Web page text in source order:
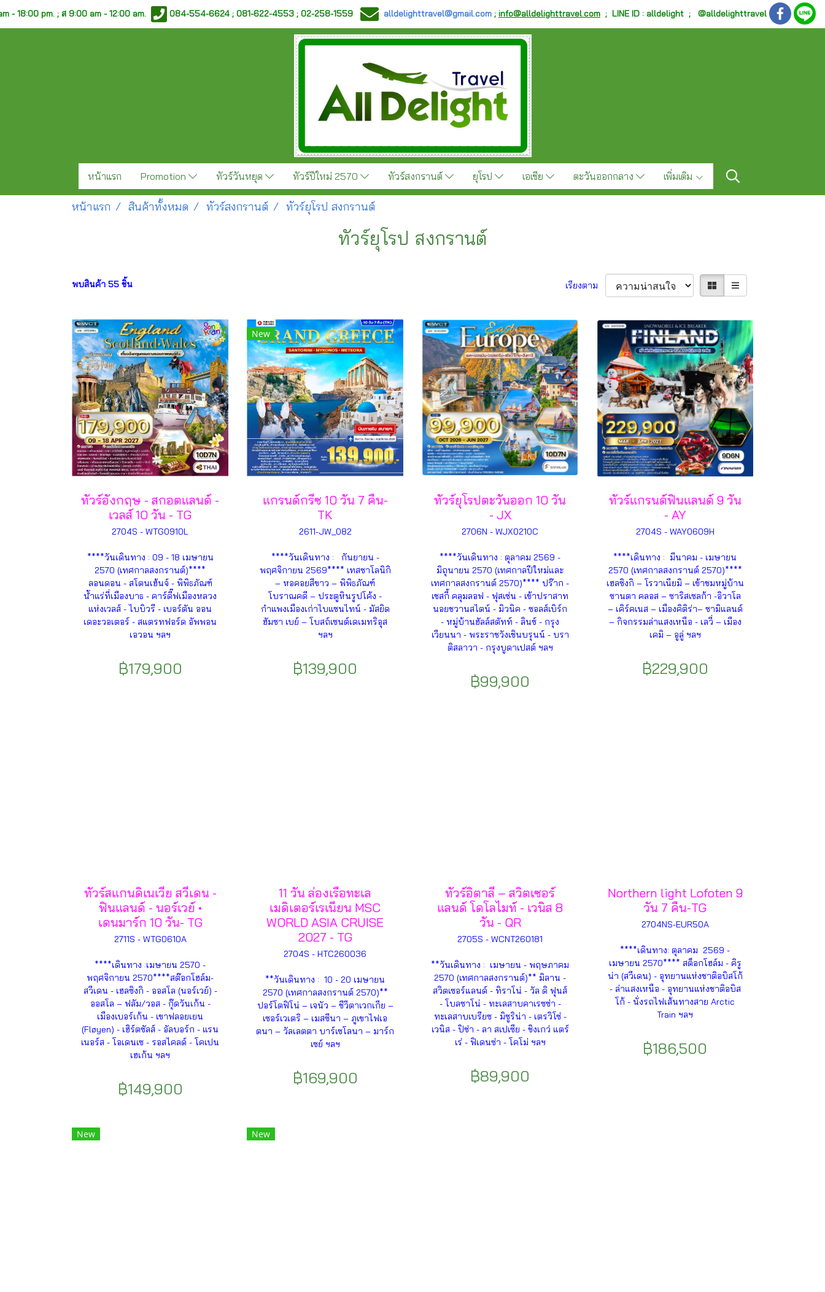
- 18:00 pm. ;ส 9:00 am - 12:00 am. 084-554-6624 ; 081-622-4553 ; 02-258-1559 alldelighttravel@gmail.com ; info@alldelighttravel.com ; LINE ID : alldelight ; @alldelighttravel
หน้าแรก Promotion ทัวร์วันหยุด ทัวร์ปีใหม่ 2570 ทัวร์สงกรานต์ ยุโรป เอเชีย ตะวันออกกลาง เพิ่มเติม
หน้าแรก สินค้าทั้งหมด ทัวร์สงกรานต์ ทัวร์ยุโรป สงกรานต์
ทัวร์ยุโรป สงกรานต์
พบสินค้า 55 ชิ้น เรียงตาม
ทัวร์อังกฤษ - สกอตแลนด์ -
เวลส์ 10 วัน - TG
2704S - WTG0910L
****วันเดินทาง : 09 - 18 เมษายน
2570 (เทศกาลสงกรานต์)****
ลอนดอน - สโตนเฮ้นจ์ - พิพิธภัณฑ์
น้ำแร่ที่เมืองบาธ - คาร์ดี๊ฟเมืองหลวง
แห่งเวลส์ - ไบบิวรี - เบอร์ตัน ออน
เดอะวอเตอร์ - สแตรทฟอร์ด อัพพอน
เอวอน ฯลฯ
฿179,900
New
แกรนด์กรีซ 10 วัน 7 คืน-
TK
2611-JW_082
****วันเดินทาง : กันยายน -
พฤศจิกายน 2569**** เทสซาโลนิกิ
– หอคอยสีขาว – พิพิธภัณฑ์
โบราณคดี – ประตูหินรูปโค้ง -
กำแพงเมืองเก่าไบแซนไทน์ - มัสยิด
ฮัมซา เบย์ – โบสถ์เซนต์เดเมทริอุส
ฯลฯ
฿139,900
ทัวร์ยุโรปตะวันออก 10 วัน
- JX
2706N - WJX0210C
****วันเดินทาง : ตุลาคม 2569 -
มิถุนายน 2570 (เทศกาลปีใหม่และ
เทศกาลสงกรานต์ 2570)**** ปร๊าก -
เชสกี้ คลุมลอฟ - ฟุสเซ่น - เข้าปราสาท
นอยชวานสไตน์ - มิวนิค - ซอลส์เบิร์ก
- หมู่บ้านฮัลล์สตัทท์ - ลินซ์ - กรุง
เวียนนา - พระราชวังเชินบรุนน์ - บรา
ติสลาวา - กรุงบูดาเปสต์ ฯลฯ
฿99,900
ทัวร์แกรนด์ฟินแลนด์ 9 วัน
- AY
2704S - WAY0609H
****เดินทาง : มีนาคม - เมษายน
2570 (เทศกาลสงกรานต์ 2570)****
เฮลซิงกิ – โรวาเนียมิ – เข้าชมหมู่บ้าน
ซานตา คลอส – ซาริสเซลก้า -อิวาโล
– เคิร์คเนส – เมืองคิติร่า– ซามิแลนด์
– กิจกรรมล่าแสงเหนือ - เลวี่ – เมือง
เคมิ – อูลู่ ฯลฯ
฿229,900
ทัวร์สแกนดิเนเวีย สวีเดน -
ฟินแลนด์ - นอร์เวย์ •
เดนมาร์ก 10 วัน- TG
2711S - WTG0610A
****เดินทาง :เมษายน 2570 -
พฤศจิกายน 2570****สต๊อกโฮล์ม-
สวีเดน - เฮลซิงกิ - ออสโล (นอร์เวย์) -
ออสโล – ฟลัม/วอส - กุ๊ดวันเก้น -
เมืองเบอร์เก้น - เขาฟลอยเยน
(Fløyen) - เฮิร์ตซัลส์ - อัลบอร์ก - แรน
เนอร์ส - โอเดนเซ - รอสไคลด์ - โคเปน
เฮเก้น ฯลฯ
฿149,900
11 วัน ล่องเรือทะเล
เมดิเตอร์เรเนียน MSC
WORLD ASIA CRUISE
2027 - TG
2704S - HTC260036
**วันเดินทาง : 10 - 20 เมษายน
2570 (เทศกาลสงกรานต์ 2570)**
ปอร์โตฟิโน่ – เจนัว – ชีวีตาเวกเกีย –
เซอร์เวเตริ – เมสซีนา – ภูเขาไฟเอ
ตนา – วัลเลตตา บาร์เซโลนา – มาร์ก
เซย์ ฯลฯ
฿169,900
ทัวร์อิตาลี – สวิตเซอร์
แลนด์ โดโลไมท์ - เวนิส 8
วัน - QR
2705S - WCNT260181
**วันเดินทาง : เมษายน - พฤษภาคม
2570 (เทศกาลสงกรานต์)** มิลาน -
สวิตเซอร์แลนด์ - ทิราโน่ - วัล ดิ ฟุนส์
- โบลซาโน่ - ทะเลสาบคาเรซซ่า -
ทะเลสาบเบรียซ - มิซูริน่า - เตรวิโซ่ -
เวนิส - ปิซ่า - ลา สเปเซีย - ชิงเกว่ แตร์
เร่ - ฟิเดนซ่า - โคโม่ ฯลฯ
฿89,900
Northern light Lofoten 9
วัน 7 คืน-TG
2704NS-EUR50A
****เดินทาง: ตุลาคม 2569 -
เมษายน 2570**** สต็อกโฮล์ม - คิรู
น่า (สวีเดน) - อุทยานแห่งชาติอบิสโก้
- ล่าแสงเหนือ - อุทยานแห่งชาติอบิส
โก้ - นั่งรถไฟเส้นทางสาย Arctic
Train ฯลฯ
฿186,500
New New